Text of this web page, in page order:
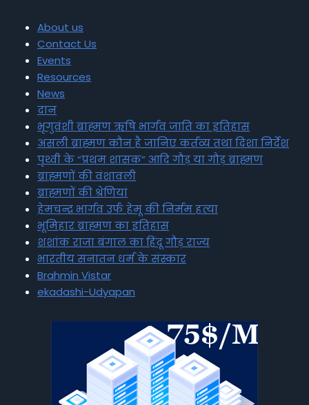
About us
Contact Us
Events
Resources
News
दान
भृगुवंशी ब्राह्मण ऋषि भार्गव जाति का इतिहास
असली ब्राह्मण कौन है जानिए कर्तव्य तथा दिशा निर्देश
पृथ्वी के “प्रथम शासक” आदि गौड़ या गौड़ ब्राह्मण
ब्राह्मणों की वंशावली
ब्राह्मणों की श्रेणियां
हेमचन्द्र भार्गव उर्फ हेमू की निर्मम हत्या
भूमिहार ब्राह्मण का इतिहास
शशांक राजा बंगाल का हिंदू गौड़ राज्य
भारतीय सनातन धर्म के संस्कार
Brahmin Vistar
ekadashi-Udyapan